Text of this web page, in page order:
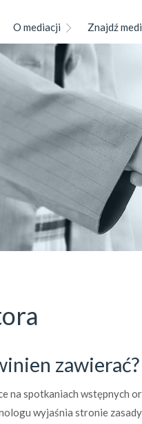
O mediacji Znajdź
zawierać?
na spotkaniach wstępnych
wyjaśnia stronie